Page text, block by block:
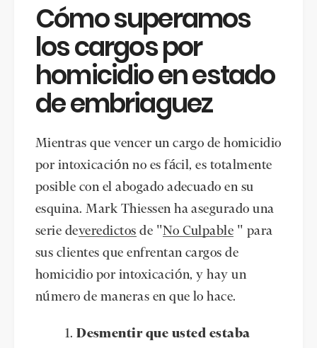
Cómo superamos
los cargos por
homicidio en estado
de embriaguez
Mientras que vencer un cargo de homicidio
por intoxicación no es fácil, es totalmente
posible con el abogado adecuado en su
esquina. Mark Thiessen ha asegurado una
serie deveredictos de "No Culpable " para
sus clientes que enfrentan cargos de
homicidio por intoxicación, y hay un
número de maneras en que lo hace.
Desmentir que usted estaba